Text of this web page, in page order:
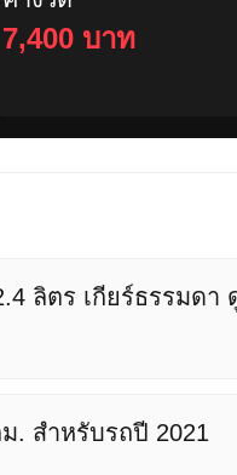
7,400 บาท
ลิตร เกียร์ธรรมดา
. สำหรับรถปี 2021